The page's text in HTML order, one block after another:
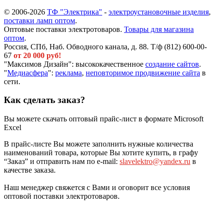
© 2006-2026 ТФ "Электрика" - электроустановочные изделия,
поставки ламп оптом.
Оптовые поставки электротоваров. Товары для магазина
оптом.
Россия, СПб, Наб. Обводного канала, д. 88. Т/ф (812) 600-00-
67 от 20 000 руб!
"Максимов Дизайн": высококачественное создание сайтов.
"Медиасфера": реклама, неповторимое продвижение сайта в
сети.
Как сделать заказ?
Вы можете скачать оптовый прайс-лист в формате Microsoft
Excel
В прайс-листе Вы можете заполнить нужные количества
наименований товара, которые Вы хотите купить, в графу
“Заказ” и отправить нам по e-mail: slavelektro@yandex.ru в
качестве заказа.
Наш менеджер свяжется с Вами и оговорит все условия
оптовой поставки электротоваров.